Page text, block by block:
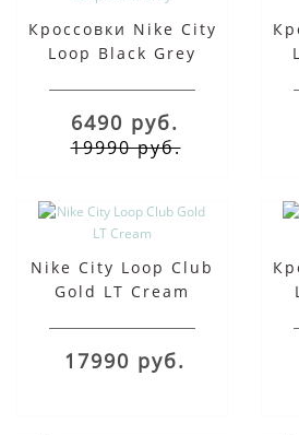
Кроссовки Nike City
Loop Black Grey
6490 руб.
19990 руб.
Nike City Loop Club
Gold LT Cream
17990 руб.